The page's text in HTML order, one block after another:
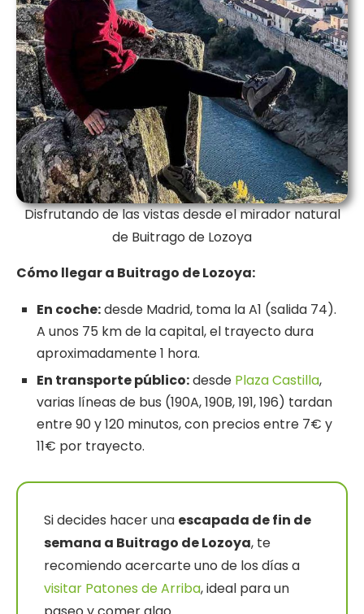
Disfrutando de las vistas desde el mirador natural
de Buitrago de Lozoya
Cómo llegar a Buitrago de Lozoya:
En coche:desde Madrid, toma la A1 (salida 74).
A unos 75 km de la capital, el trayecto dura
aproximadamente 1 hora.
En transporte público:desde Plaza Castilla,
varias líneas de bus (190A, 190B, 191, 196) tardan
entre 90 y 120 minutos, con precios entre 7€ y
11€ por trayecto.
Si decides hacer una escapada de fin de
semana a Buitrago de Lozoya, te
recomiendo acercarte uno de los días a
visitar Patones de Arriba, ideal para un